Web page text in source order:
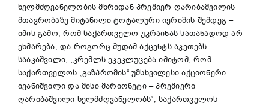
ხელმძღვანელობის მხრიდან პრემიერ ღარიბაშვილის
მთავრობაზე მიტანილი ტოტალური იერიშის შემდეგ –
იმის გამო, რომ საქართველო უკრაინას სათანადოდ არ
ეხმარება, და როგორც მუდამ აქცენტს აკეთებს
სააკაშვილი, „კრემლს ეკეკლუცება იმიტომ, რომ
საქართველოს „გაზპრომის“ უმსხვილესი აქციონერი
ივანიშვილი და მისი მარიონეტი – პრემიერი
ღარიბაშვილი ხელმძღვანელობს“, საქართველოს